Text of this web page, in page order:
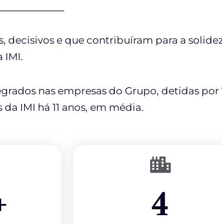
e que contribuíram para a
IMI.
nas empresas do Grupo, detidas por
IMI há 11 anos, em média.
4